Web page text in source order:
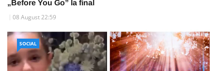
„Before You Go” la final
08 August 22:59
SOCIAL